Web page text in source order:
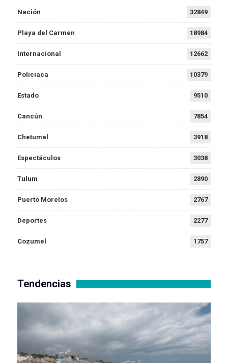
Nación 32849
Playa del Carmen 18984
Internacional 12662
Policiaca 10379
Estado 9510
Cancún 7854
Chetumal 3918
Espectáculos 3038
Tulum 2890
Puerto Morelos 2767
Deportes 2277
Cozumel 1757
Tendencias